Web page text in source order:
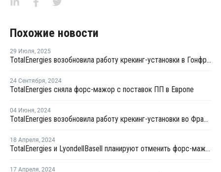
Похожие новости
29 Июля, 2025
TotalEnergies возобновила работу крекинг-установки в Гонфревиле
24 Сентября, 2024
TotalEnergies сняла форс-мажор с поставок ПП в Европе
04 Июня, 2024
TotalEnergies возобновила работу крекинг-установки во Франции
18 Апреля, 2024
TotalEnergies и LyondellBasell планируют отменить форс-мажор на поставку стирола и полиолефинов
17 Апреля, 2024